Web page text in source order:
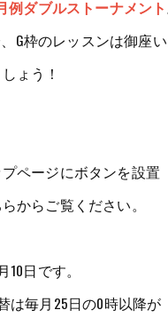
例ダブルストーナメント
G枠のレッスンは御座い
ょう！
ページにボタンを設置
からご覧ください。
日です。
は毎月25日の0時以降が